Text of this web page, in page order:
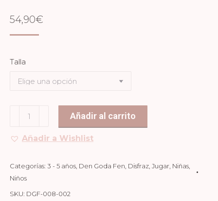
54,90€
Talla
DISFRAZ
AZUL
Añadir al carrito
Añadir a Wishlist
Categorías: 3 - 5 años, Den Goda Fen, Disfraz, Jugar, Niñas,
Niños
SKU: DGF-008-002